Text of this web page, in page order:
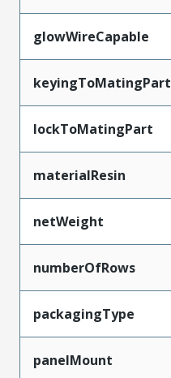
glowWireCapable
keyingToMatingPart
lockToMatingPart
materialResin
netWeight
numberOfRows
packagingType
panelMount